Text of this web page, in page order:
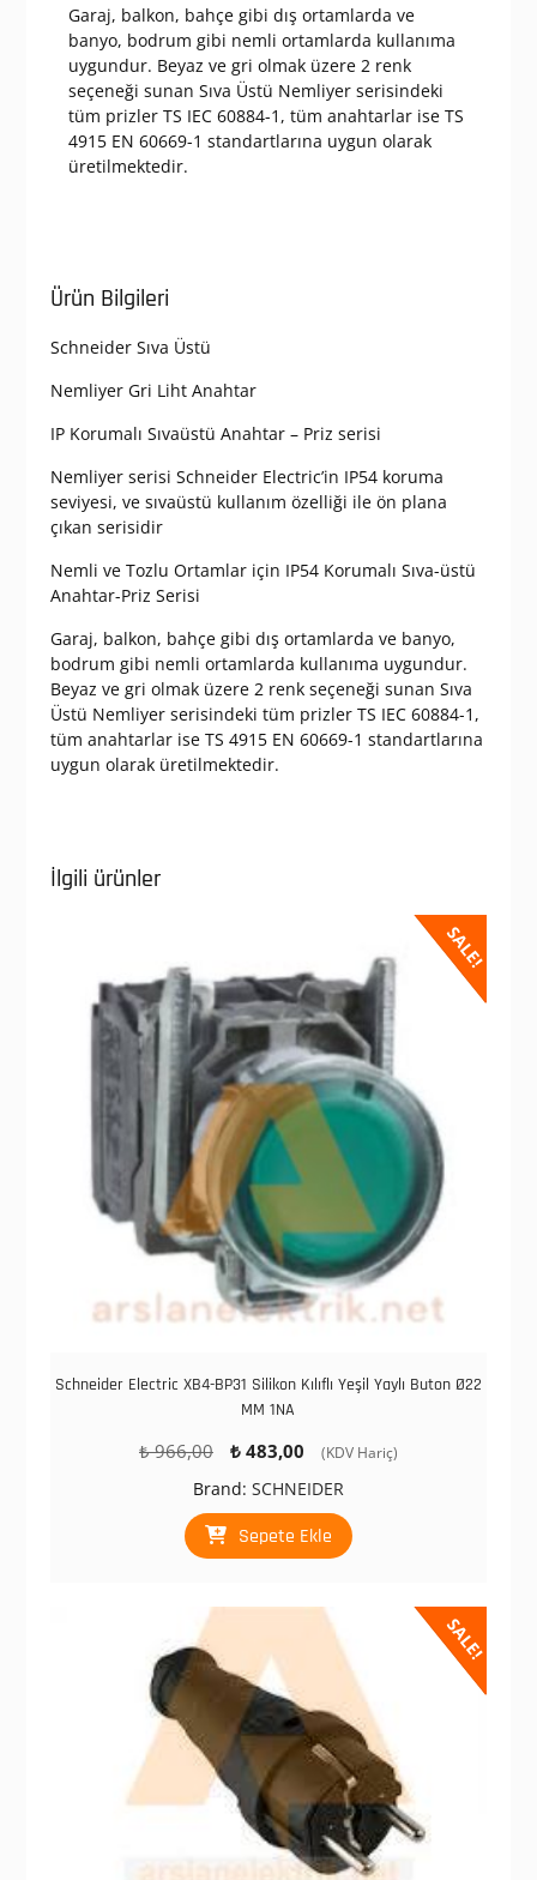
Garaj, balkon, bahçe gibi dış ortamlarda ve
banyo, bodrum gibi nemli ortamlarda kullanıma
uygundur. Beyaz ve gri olmak üzere 2 renk
seçeneği sunan Sıva Üstü Nemliyer serisindeki
tüm prizler TS IEC 60884-1, tüm anahtarlar ise TS
4915 EN 60669-1 standartlarına uygun olarak
üretilmektedir.
Ürün Bilgileri
Schneider Sıva Üstü
Nemliyer Gri Liht Anahtar
IP Korumalı Sıvaüstü Anahtar – Priz serisi
Nemliyer serisi Schneider Electric’in IP54 koruma
seviyesi, ve sıvaüstü kullanım özelliği ile ön plana
çıkan serisidir
Nemli ve Tozlu Ortamlar için IP54 Korumalı Sıva-üstü
Anahtar-Priz Serisi
Garaj, balkon, bahçe gibi dış ortamlarda ve banyo,
bodrum gibi nemli ortamlarda kullanıma uygundur.
Beyaz ve gri olmak üzere 2 renk seçeneği sunan Sıva
Üstü Nemliyer serisindeki tüm prizler TS IEC 60884-1,
tüm anahtarlar ise TS 4915 EN 60669-1 standartlarına
uygun olarak üretilmektedir.
İlgili ürünler
SALE!
Schneider Electric XB4-BP31 Silikon Kılıflı Yeşil Yaylı Buton Ø22
MM 1NA
₺966,00
Orijinal
₺ 966,00.
₺483,00
Şu
fiyat:
₺ 483,00.
(KDV Hariç)
Brand: SCHNEIDER
Sepete Ekle
SALE!